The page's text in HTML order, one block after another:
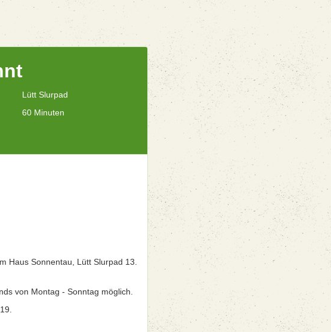
Lütt Slurpad
60 Minuten
Haus Sonnentau, Lütt Slurpad 13.
von Montag - Sonntag möglich.